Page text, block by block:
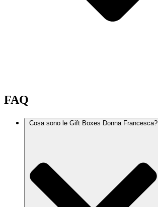
FAQ
Cosa sono le Gift Boxes Donna Francesca?